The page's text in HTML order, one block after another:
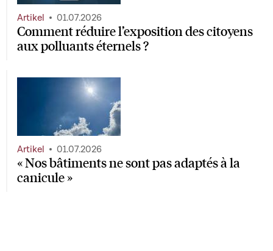
Comment réduire l’exposition des citoyens
aux polluants éternels ?
Artikel 01.07.2026
« Nos bâtiments ne sont pas adaptés à la
canicule »
Artikel 01.07.2026